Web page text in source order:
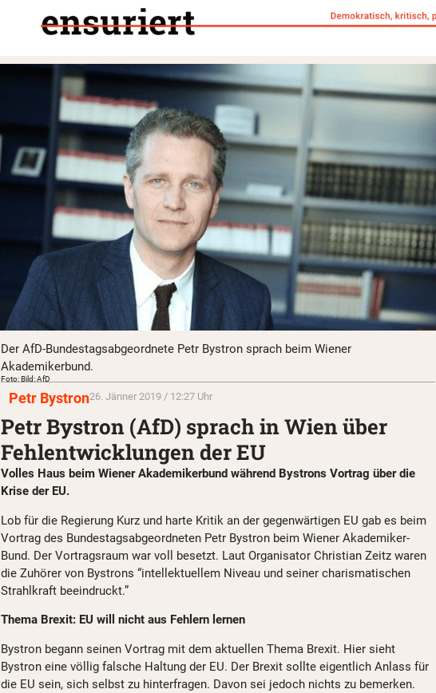
Der AfD-Bundestagsabgeordnete Petr Bystron sprach beim Wiener
Akademikerbund.
Foto: Bild: AfD
Petr Bystron26. Jänner 2019 / 12:27 Uhr
Petr Bystron (AfD) sprach in Wien über
Fehlentwicklungen der EU
Volles Haus beim Wiener Akademikerbund während Bystrons Vortrag über die
Krise der EU.
Lob für die Regierung Kurz und harte Kritik an der gegenwärtigen EU gab es beim
Vortrag des Bundestagsabgeordneten Petr Bystron beim Wiener Akademiker-
Bund. Der Vortragsraum war voll besetzt. Laut Organisator Christian Zeitz waren
die Zuhörer von Bystrons “intellektuellem Niveau und seiner charismatischen
Strahlkraft beeindruckt.”
Thema Brexit: EU will nicht aus Fehlern lernen
Bystron begann seinen Vortrag mit dem aktuellen Thema Brexit. Hier sieht
Bystron eine völlig falsche Haltung der EU. Der Brexit sollte eigentlich Anlass für
die EU sein, sich selbst zu hinterfragen. Davon sei jedoch nichts zu bemerken.